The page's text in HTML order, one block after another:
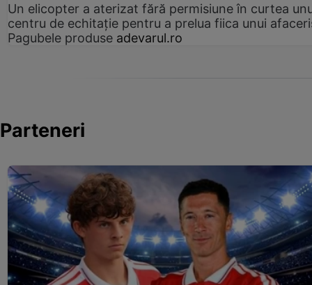
Un elicopter a aterizat fără permisiune în curtea
centru de echitație pentru a prelua fiica unui
Pagubele produse adevarul.ro
Parteneri